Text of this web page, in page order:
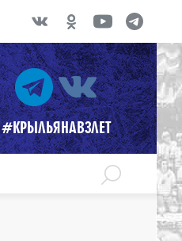
#КРЫЛЬЯНАВЗЛЕТ